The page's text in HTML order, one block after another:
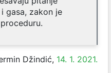
gasa, zakon je
Džindić, 14. 1. 2021.